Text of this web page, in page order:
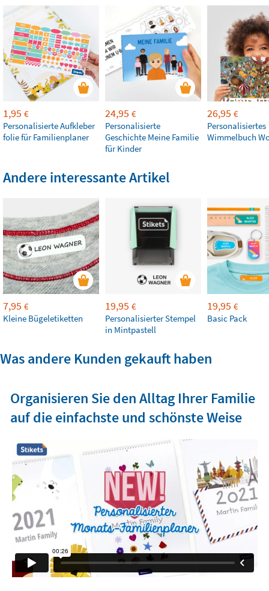
1,95 €
Personalisierte Aufkleber
folie für Familienplaner
24,95 €
Personalisierte
Geschichte Meine Familie
für Kinder
26,95 €
Personalisiertes
Wimmelbuch
Andere interessante Artikel
7,95 €
Kleine Bügeletiketten
19,95 €
Personalisierter Stempel
in Mintpastell
19,95 €
Basic Pack
Was andere Kunden gekauft haben
Organisieren Sie den Alltag Ihrer Familie
auf die einfachste und schönste Weise